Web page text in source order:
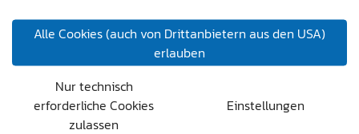
zeigt damit, dass es sich nicht nur um Umweltschutz
und Nachhaltigkeit, sondern auch um seine
Mitarbeiterinnen und Mitarbeiter kümmert.
Insgesamt ist die Website der Umweltdienst Burgenland
GmbH eine professionelle und benutzerfreundliche
Alle Cookies (auch von Drittanbietern aus den USA)
erlauben
Nur technisch
erforderliche Cookies
zulassen
Einstellungen